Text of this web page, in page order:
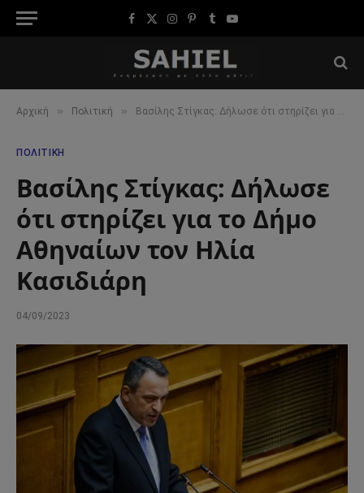
Facebook
X
Instagram
Pinterest
TumblrYouTube
Αρχική » Πολιτική » Βασίλης Στίγκας: Δήλωσε ότι στηρίζει για το Δήμο Αθηναίων τον Ηλία Κασιδιάρη
ΠΟΛΙΤΙΚΉ
Βασίλης Στίγκας: Δήλωσε
ότι στηρίζει για το Δήμο
Αθηναίων τον Ηλία
Κασιδιάρη
04/09/2023